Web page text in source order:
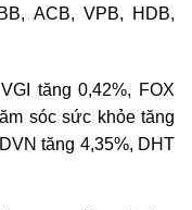
ACB, VPB, HDB,
tăng 0,42%, FOX
sóc sức khỏe tăng
tăng 4,35%, DHT